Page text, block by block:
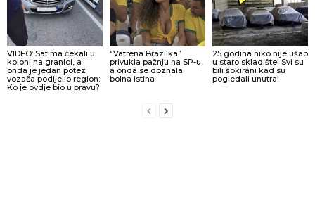
VIDEO: Satima čekali u
koloni na granici, a
onda je jedan potez
vozača podijelio region:
Ko je ovdje bio u pravu?
“Vatrena Brazilka”
privukla pažnju na SP-u,
a onda se doznala
bolna istina
25 godina niko nije ušao
u staro skladište! Svi su
bili šokirani kad su
pogledali unutra!